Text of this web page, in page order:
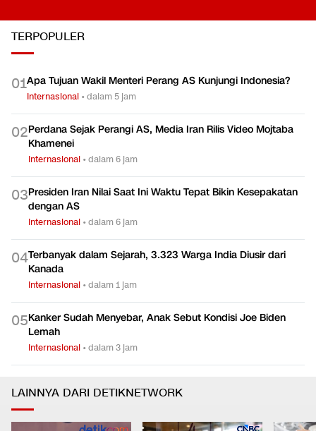
TERPOPULER
01Apa Tujuan Wakil Menteri Perang AS Kunjungi Indonesia?
Internasional •dalam 5 jam
02Perdana Sejak Perangi AS, Media Iran Rilis Video Mojtaba
Khamenei
Internasional •dalam 6 jam
03Presiden Iran Nilai Saat Ini Waktu Tepat Bikin Kesepakatan
dengan AS
Internasional •dalam 6 jam
04Terbanyak dalam Sejarah, 3.323 Warga India Diusir dari
Kanada
Internasional •dalam 1 jam
05Kanker Sudah Menyebar, Anak Sebut Kondisi Joe Biden
Lemah
Internasional •dalam 3 jam
LAINNYA DARI DETIKNETWORK